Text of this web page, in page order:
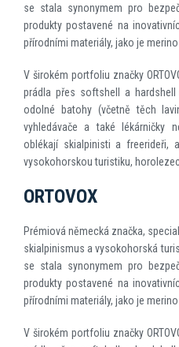
se stala synonymem pro
produkty postavené na
přírodními materiály, jako je
V širokém portfoliu značky
prádla přes softshell a
odolné batohy (včetně těch
vyhledávače a také lékárničky
oblékají skialpinisti a freerideři,
vysokohorskou turistiku,
ORTOVOX
Prémiová německá značka,
skialpinismus a vysokohorská
se stala synonymem pro
produkty postavené na
přírodními materiály, jako je merino
V širokém portfoliu značky